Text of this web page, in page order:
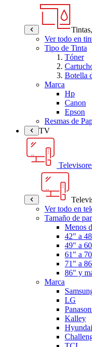
Ver todo en
Tipo de Tinta
Tóner
Botella
Marca
Hp
Canon
Epson
Resmas de
TV
Ver todo en
Tamaño de
Menos
42" a
49" a
61" a
71" a
86" y
Marca
LG
Kalley
Hyundai